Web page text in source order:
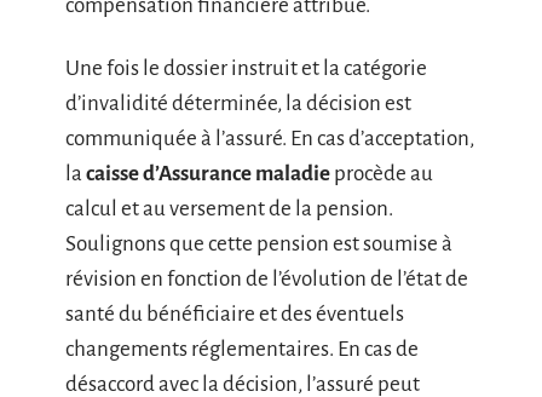
compensation financière attribué.
Une fois le dossier instruit et la catégorie
d’invalidité déterminée, la décision est
communiquée à l’assuré. En cas d’acceptation,
la caisse d’Assurance maladie procède au
calcul et au versement de la pension.
Soulignons que cette pension est soumise à
révision en fonction de l’évolution de l’état de
santé du bénéficiaire et des éventuels
changements réglementaires. En cas de
désaccord avec la décision, l’assuré peut